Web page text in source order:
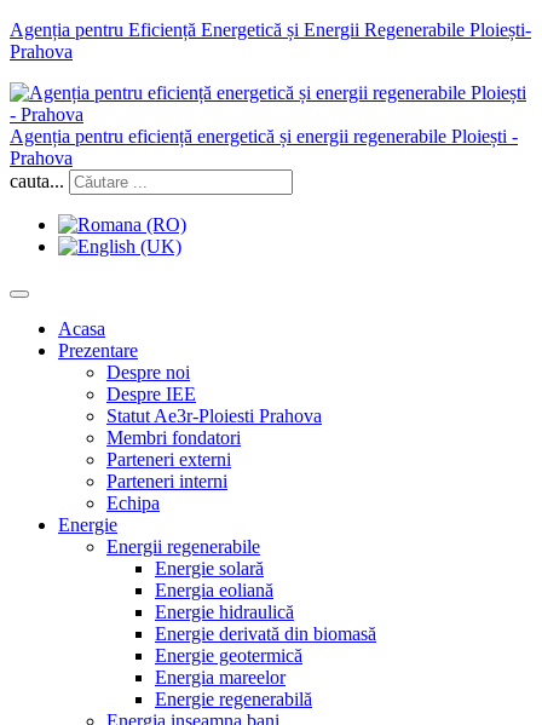
Agenția pentru Eficiență Energetică și Energii Regenerabile Ploiești-
Prahova
Agenția pentru eficiență energetică și energii regenerabile Ploiești -
Prahova
cauta...
Acasa
Prezentare
Despre noi
Despre IEE
Statut Ae3r-Ploiesti Prahova
Membri fondatori
Parteneri externi
Parteneri interni
Echipa
Energie
Energii regenerabile
Energie solară
Energia eoliană
Energie hidraulică
Energie derivată din biomasă
Energie geotermică
Energia mareelor
Energie regenerabilă
Energia inseamna bani